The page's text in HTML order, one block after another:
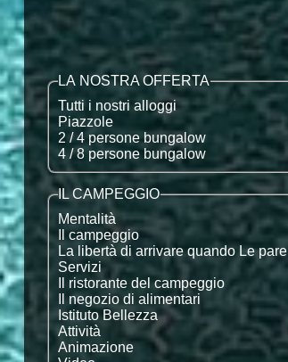
LA NOSTRA OFFERTA
Tutti i nostri alloggi
Piazzole
2 / 4 persone bungalow
4 / 8 persone bungalow
IL CAMPEGGIO
Mentalità
Il campeggio
La libertà di arrivare quando Le pare
Servizi
Il ristorante del campeggio
Il negozio di alimentari
Istituto Bellezza
Attività
Animazione